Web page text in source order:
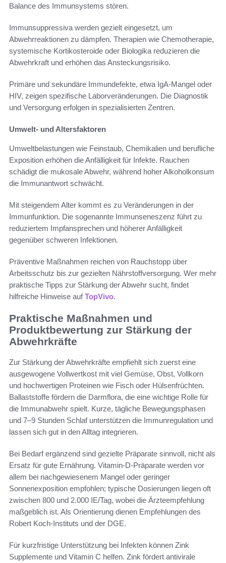
Balance des Immunsystems stören.
Immunsuppressiva werden gezielt eingesetzt, um
Abwehrreaktionen zu dämpfen. Therapien wie Chemotherapie,
systemische Kortikosteroide oder Biologika reduzieren die
Abwehrkraft und erhöhen das Ansteckungsrisiko.
Primäre und sekundäre Immundefekte, etwa IgA-Mangel oder
HIV, zeigen spezifische Laborveränderungen. Die Diagnostik
und Versorgung erfolgen in spezialisierten Zentren.
Umwelt- und Altersfaktoren
Umweltbelastungen wie Feinstaub, Chemikalien und berufliche
Exposition erhöhen die Anfälligkeit für Infekte. Rauchen
schädigt die mukosale Abwehr, während hoher Alkoholkonsum
die Immunantwort schwächt.
Mit steigendem Alter kommt es zu Veränderungen in der
Immunfunktion. Die sogenannte Immunseneszenz führt zu
reduziertem Impfansprechen und höherer Anfälligkeit
gegenüber schweren Infektionen.
Präventive Maßnahmen reichen von Rauchstopp über
Arbeitsschutz bis zur gezielten Nährstoffversorgung. Wer mehr
praktische Tipps zur Stärkung der Abwehr sucht, findet
hilfreiche Hinweise aufTopVivo.
Praktische Maßnahmen und
Produktbewertung zur Stärkung der
Abwehrkräfte
Zur Stärkung der Abwehrkräfte empfiehlt sich zuerst eine
ausgewogene Vollwertkost mit viel Gemüse, Obst, Vollkorn
und hochwertigen Proteinen wie Fisch oder Hülsenfrüchten.
Ballaststoffe fördern die Darmflora, die eine wichtige Rolle für
die Immunabwehr spielt. Kurze, tägliche Bewegungsphasen
und 7–9 Stunden Schlaf unterstützen die Immunregulation und
lassen sich gut in den Alltag integrieren.
Bei Bedarf ergänzend sind gezielte Präparate sinnvoll, nicht als
Ersatz für gute Ernährung. Vitamin-D-Präparate werden vor
allem bei nachgewiesenem Mangel oder geringer
Sonnenexposition empfohlen; typische Dosierungen liegen oft
zwischen 800 und 2.000 IE/Tag, wobei die Ärzteempfehlung
maßgeblich ist. Als Orientierung dienen Empfehlungen des
Robert Koch-Instituts und der DGE.
Für kurzfristige Unterstützung bei Infekten können Zink
Supplemente und Vitamin C helfen. Zink fördert antivirale